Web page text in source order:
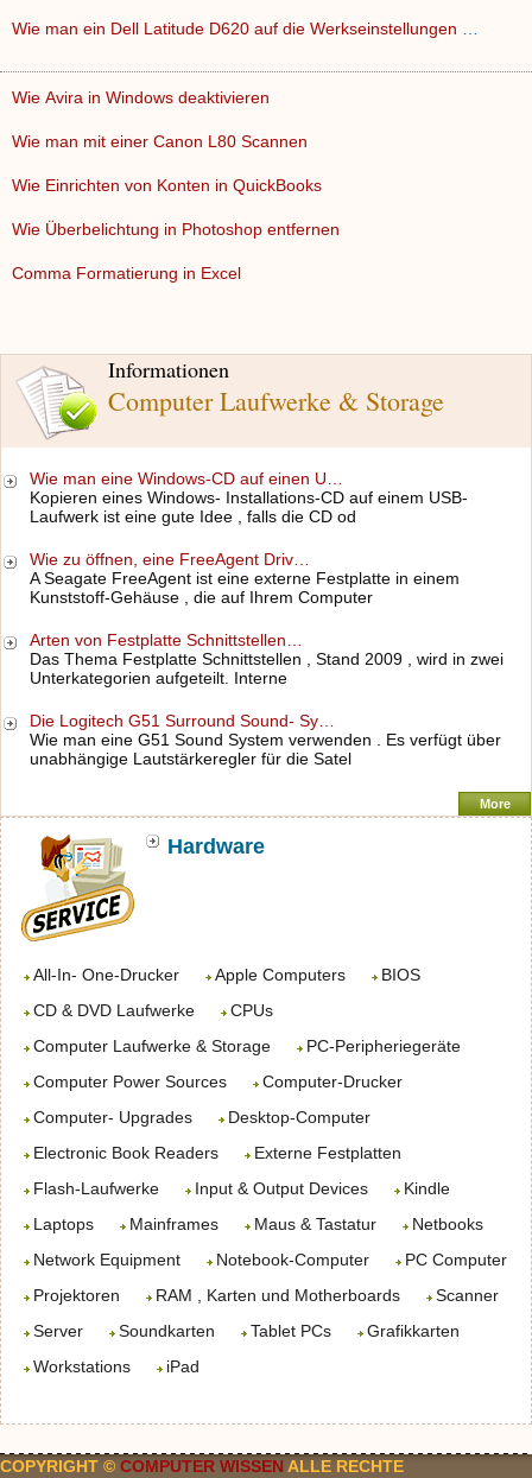
Informationen
Computer Laufwerke & Storage
Wie man eine Windows-CD auf einen U…
Kopieren eines Windows- Installations-CD auf einem USB-
Laufwerk ist eine gute Idee , falls die CD od
Wie zu öffnen, eine FreeAgent Driv…
A Seagate FreeAgent ist eine externe Festplatte in einem
Kunststoff-Gehäuse , die auf Ihrem Computer
Arten von Festplatte Schnittstellen…
Das Thema Festplatte Schnittstellen , Stand 2009 , wird in zwei
Unterkategorien aufgeteilt. Interne
Die Logitech G51 Surround Sound- Sy…
Wie man eine G51 Sound System verwenden . Es verfügt über
unabhängige Lautstärkeregler für die Satel
More
Hardware
All-In- One-Drucker Apple Computers
BIOS
CD & DVD Laufwerke
CPUs
Computer Laufwerke & Storage
PC-Peripheriegeräte
Computer Power Sources
Computer-Drucker
Computer- Upgrades
Desktop-Computer
Electronic Book Readers
Externe Festplatten
Flash-Laufwerke
Input & Output Devices
Kindle
Laptops
Mainframes Maus & Tastatur
Netbooks
Network Equipment
Notebook-Computer
PC Computer
Projektoren
RAM , Karten und Motherboards
Scanner
Server
Soundkarten Tablet PCs
Grafikkarten
Workstations
iPad
Wie Avira in Windows deaktivieren
Wie man mit einer Canon L80 Scannen
Wie Einrichten von Konten in QuickBooks
Wie Überbelichtung in Photoshop entfernen
Comma Formatierung in Excel
COPYRIGHT © COMPUTER WISSEN ALLE RECHTE